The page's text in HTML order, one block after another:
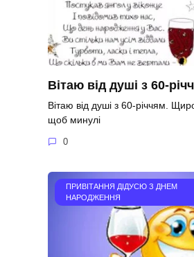
Вітаю від душі з 60-
Вітаю від душі з 60-річчям.
щоб минулі
0
ПРИВІТАННЯ ДІДУСЮ З ДНЕМ
НАРОДЖЕННЯ